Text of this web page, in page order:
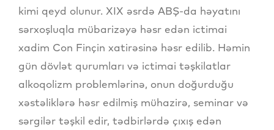
kimi qeyd olunur. XIX əsrdə ABŞ-da həyatını
sərxoşluqla mübarizəyə həsr edən ictimai
xadim Con Finçin xatirəsinə həsr edilib. Həmin
gün dövlət qurumları və ictimai təşkilatlar
alkoqolizm problemlərinə, onun doğurduğu
xəstəliklərə həsr edilmiş mühazirə, seminar və
sərgilər təşkil edir, tədbirlərdə çıxış edən